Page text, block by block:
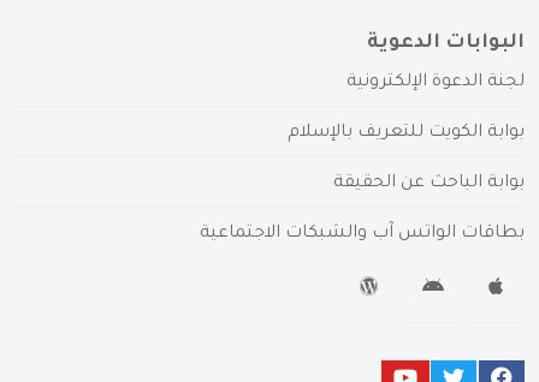
البوابات الدعوية
لجنة الدعوة الإلكترونية
بوابة الكويت للتعريف بالإسلام
بوابة الباحث عن الحقيقة
بطاقات الواتس آب والشبكات الاجتماعية